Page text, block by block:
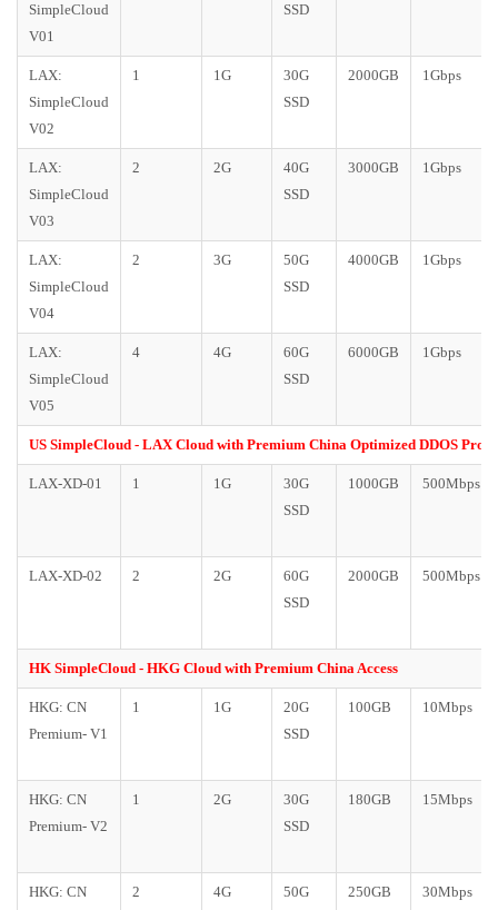
SimpleCloud
V01
SSD
LAX:
SimpleCloud
V02
1 1G
30G
SSD
2000GB 1Gbps
LAX:
SimpleCloud
V03
2 2G
40G
SSD
3000GB 1Gbps
LAX:
SimpleCloud
V04
2 3G
50G
SSD
4000GB 1Gbps
LAX:
SimpleCloud
V05
4 4G
60G
SSD
6000GB 1Gbps
US SimpleCloud - LAX Cloud with Premium China Optimized DDOS
LAX-XD-01 1 1G
30G
SSD
1000GB 500Mbps
LAX-XD-02 2 2G
60G
SSD
2000GB 500Mbps
HK SimpleCloud - HKG Cloud with Premium China Access
HKG: CN
Premium- V1
1 1G
20G
SSD
100GB 10Mbps
HKG: CN
Premium- V2
1 2G
30G
SSD
180GB 15Mbps
HKG: CN 2 4G 50G 250GB 30Mbps